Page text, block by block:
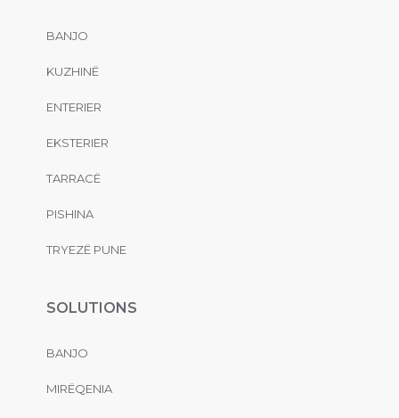
BANJO
KUZHINË
ENTERIER
EKSTERIER
TARRACË
PISHINA
TRYEZË PUNE
SOLUTIONS
BANJO
MIRËQENIA